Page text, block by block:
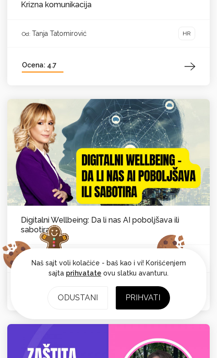
Krizna komunikacija
Od: Tanja Tatomirović HR
Ocena: 4.7
Digitalni Wellbeing: Da li nas AI poboljšava ili
sabotira
Od:
Naš sajt voli kolačiće - baš kao i vi! Korišćenjem
sajta prihvatate ovu slatku avanturu.
ODUSTANI PRIHVATI